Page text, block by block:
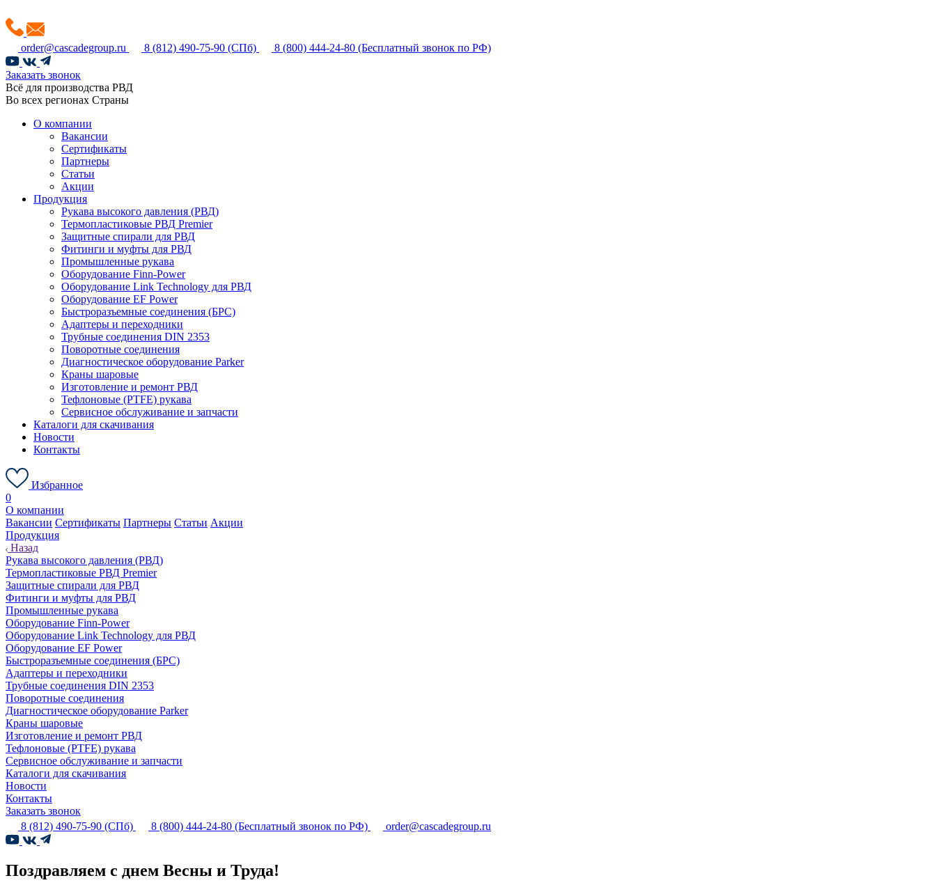
order@cascadegroup.ru 8 (812) 490-75-90 (СПб) 8 (800) 444-24-80 (Бесплатный звонок по РФ)
Заказать звонок
Всё для производства РВД
Во всех регионах Страны
О компании
Вакансии
Сертификаты
Партнеры
Статьи
Акции
Продукция
Рукава высокого давления (РВД)
Термопластиковые РВД Premier
Защитные спирали для РВД
Фитинги и муфты для РВД
Промышленные рукава
Оборудование Finn-Power
Оборудование Link Technology для РВД
Оборудование EF Power
Быстроразъемные соединения (БРС)
Адаптеры и переходники
Трубные соединения DIN 2353
Поворотные соединения
Диагностическое оборудование Parker
Краны шаровые
Изготовление и ремонт РВД
Тефлоновые (PTFE) рукава
Сервисное обслуживание и запчасти
Каталоги для скачивания
Новости
Контакты
Избранное
0
О компании
Вакансии Сертификаты Партнеры Статьи Акции
Продукция
Назад
Рукава высокого давления (РВД)
Термопластиковые РВД Premier
Защитные спирали для РВД
Фитинги и муфты для РВД
Промышленные рукава
Оборудование Finn-Power
Оборудование Link Technology для РВД
Оборудование EF Power
Быстроразъемные соединения (БРС)
Адаптеры и переходники
Трубные соединения DIN 2353
Поворотные соединения
Диагностическое оборудование Parker
Краны шаровые
Изготовление и ремонт РВД
Тефлоновые (PTFE) рукава
Сервисное обслуживание и запчасти
Каталоги для скачивания
Новости
Контакты
Заказать звонок
8 (812) 490-75-90 (СПб) 8 (800) 444-24-80 (Бесплатный звонок по РФ) order@cascadegroup.ru
Поздравляем с днем Весны и Труда!